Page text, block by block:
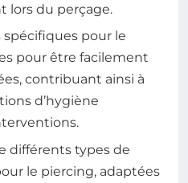
lors du perçage.
spécifiques pour le
pour être facilement
contribuant ainsi à
d’hygiène
différents types de
le piercing, adaptées